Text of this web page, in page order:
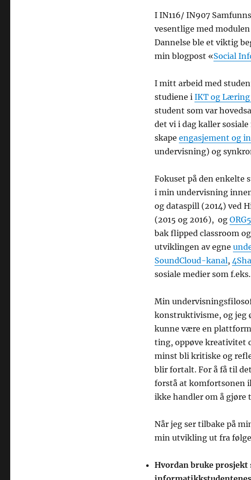
I IN116/ IN907
vesentlige med
Dannelse ble et viktig
min blogpost «Social
I mitt arbeid med
studiene i IKT og Læring
student som var
det vi i dag kaller
skape engasjement og
undervisning) og
Fokuset på den
i min undervisning
og dataspill (2014) ved
(2015 og 2016), og
bak flipped classroom
utviklingen av egne
SoundCloud-kanal,
sosiale medier som f.eks.
Min
konstruktivisme, og jeg
kunne være en
ting, oppøve kreativitet
minst bli kritiske og
blir fortalt. For å få til
forstå at komfortsonen
ikke handler om å
Når jeg ser tilbake på
min utvikling ut fra
Hvordan bruke